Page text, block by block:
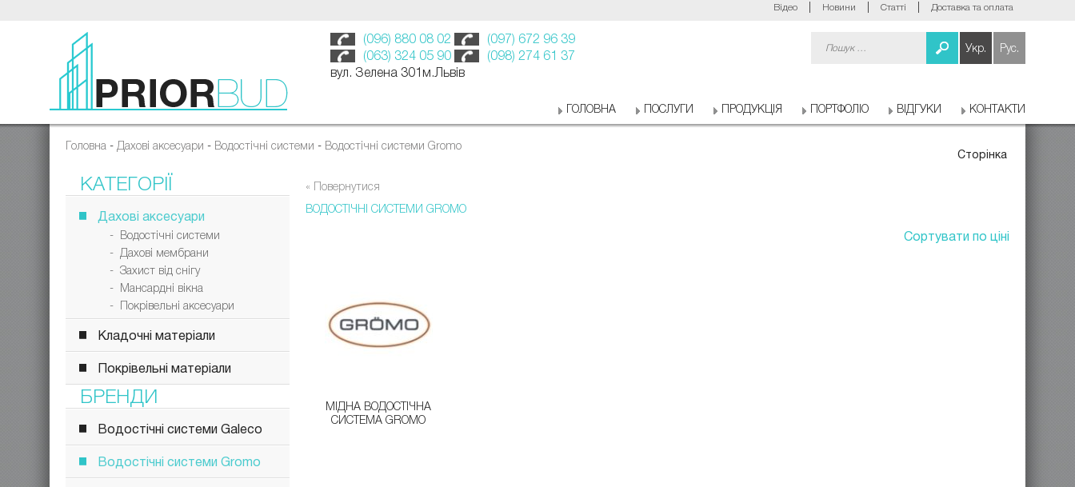
Відео Новини Статті Доставка та оплата
(096) 880 08 02
(097) 672 96 39
(063) 324 05 90
(098) 274 61 37
вул. Зелена 301м.Львів
Укр. Рус.
ГОЛОВНА ПОСЛУГИ ПРОДУКЦІЯ ПОРТФОЛІО ВІДГУКИ КОНТАКТИ
Головна - Дахові аксесуари - Водостічні системи - Водостічні системи Gromo
КАТЕГОРІЇ
Дахові аксесуари
- Водостічні системи
- Дахові мембрани
- Захист від снігу
- Мансардні вікна
- Покрівельні аксесуари
Кладочні матеріали
Покрівельні матеріали
БРЕНДИ
Водостічні системи Galeco
Водостічні системи Gromo
« Повернутися
Сторінка
ВОДОСТІЧНІ СИСТЕМИ GROMO
Сортувати по ціні
МІДНА ВОДОСТІЧНА
СИСТЕМА GROMO